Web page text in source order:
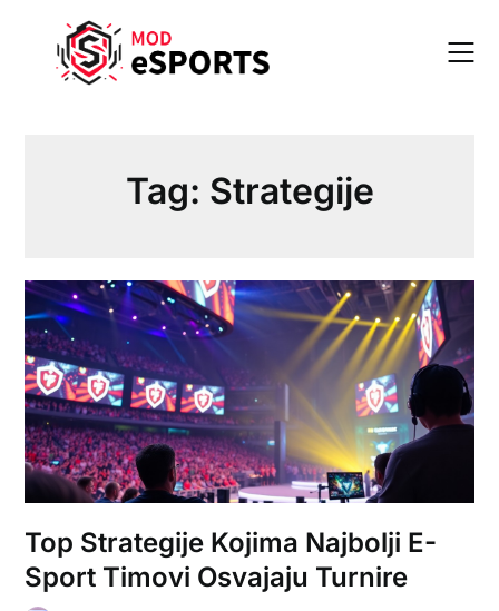
content
Tag: Strategije
Top Strategije Kojima Najbolji E-
Sport Timovi Osvajaju Turnire